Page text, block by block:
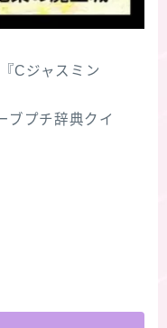
Cジャスミン
ブプチ辞典クイ